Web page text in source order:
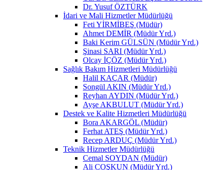
Dr. Yusuf ÖZTÜRK
İdari ve Mali Hizmetler Müdürlüğü
Feti YİRMİBEŞ (Müdür)
Ahmet DEMİR (Müdür Yrd.)
Baki Kerim GÜLSÜN (Müdür Yrd.)
Şinasi SARI (Müdür Yrd.)
Olcay İÇÖZ (Müdür Yrd.)
Sağlık Bakım Hizmetleri Müdürlüğü
Halil KAÇAR (Müdür)
Songül AKIN (Müdür Yrd.)
Reyhan AYDIN (Müdür Yrd.)
Ayşe AKBULUT (Müdür Yrd.)
Destek ve Kalite Hizmetleri Müdürlüğü
Bora AKARGÖL (Müdür)
Ferhat ATEŞ (Müdür Yrd.)
Recep ARDUÇ (Müdür Yrd.)
Teknik Hizmetler Müdürlüğü
Cemal SOYDAN (Müdür)
Ali COŞKUN (Müdür Yrd.)